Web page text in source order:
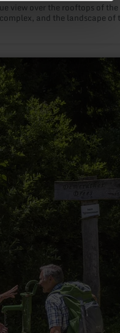
view over the rooftops of the
and the landscape of